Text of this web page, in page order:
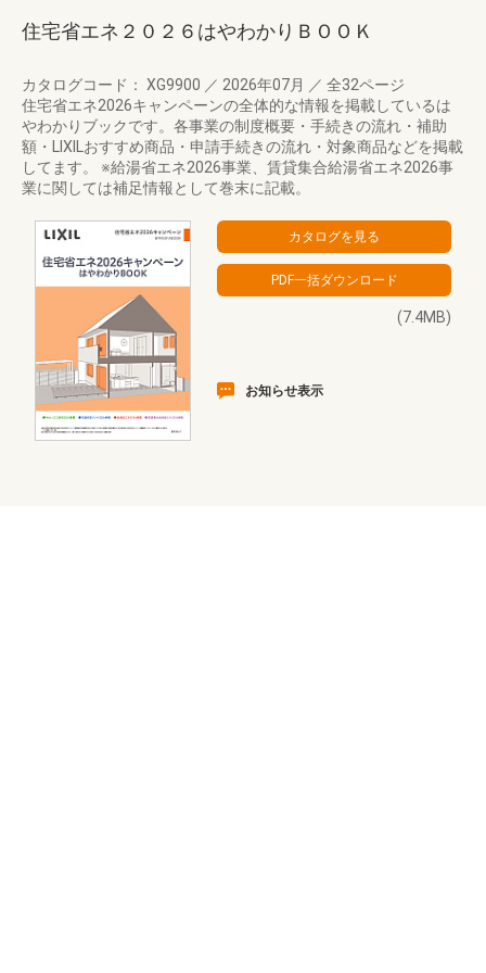
住宅省エネ２０２６はやわかりＢＯＯＫ
カタログコード： XG9900 ／ 2026年07月 ／ 全32ページ
住宅省エネ2026キャンペーンの全体的な情報を掲載しているは
やわかりブックです。各事業の制度概要・手続きの流れ・補助
額・LIXILおすすめ商品・申請手続きの流れ・対象商品などを掲載
してます。 ※給湯省エネ2026事業、賃貸集合給湯省エネ2026事
業に関しては補足情報として巻末に記載。
(7.4MB)
お知らせ表示